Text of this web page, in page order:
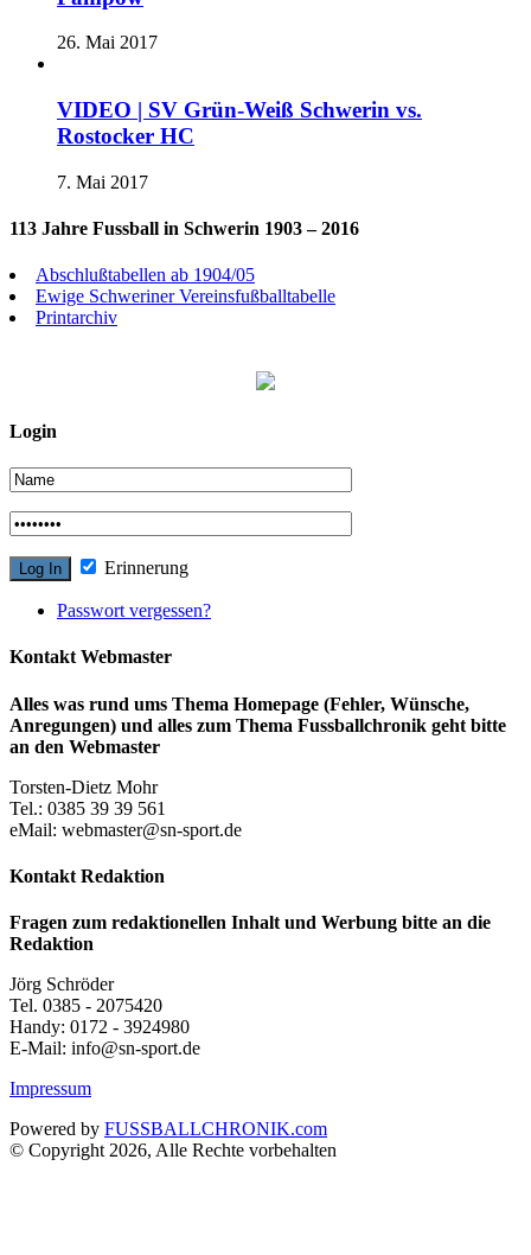
26. Mai 2017
VIDEO | SV Grün-Weiß Schwerin vs.
Rostocker HC
7. Mai 2017
113 Jahre Fussball in Schwerin 1903 – 2016
Abschlußtabellen ab 1904/05
Ewige Schweriner Vereinsfußballtabelle
Printarchiv
Login
Erinnerung
Passwort vergessen?
Kontakt Webmaster
Alles was rund ums Thema Homepage (Fehler, Wünsche,
Anregungen) und alles zum Thema Fussballchronik geht bitte
an den Webmaster
Torsten-Dietz Mohr
Tel.: 0385 39 39 561
eMail: webmaster@sn-sport.de
Kontakt Redaktion
Fragen zum redaktionellen Inhalt und Werbung bitte an die
Redaktion
Jörg Schröder
Tel. 0385 - 2075420
Handy: 0172 - 3924980
E-Mail: info@sn-sport.de
Impressum
Powered by FUSSBALLCHRONIK.com
© Copyright 2026, Alle Rechte vorbehalten